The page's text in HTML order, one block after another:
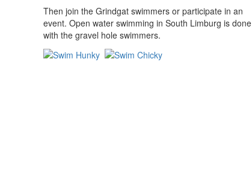
Then join the Grindgat swimmers or participate in an
event. Open water swimming in South Limburg is done
with the gravel hole swimmers.